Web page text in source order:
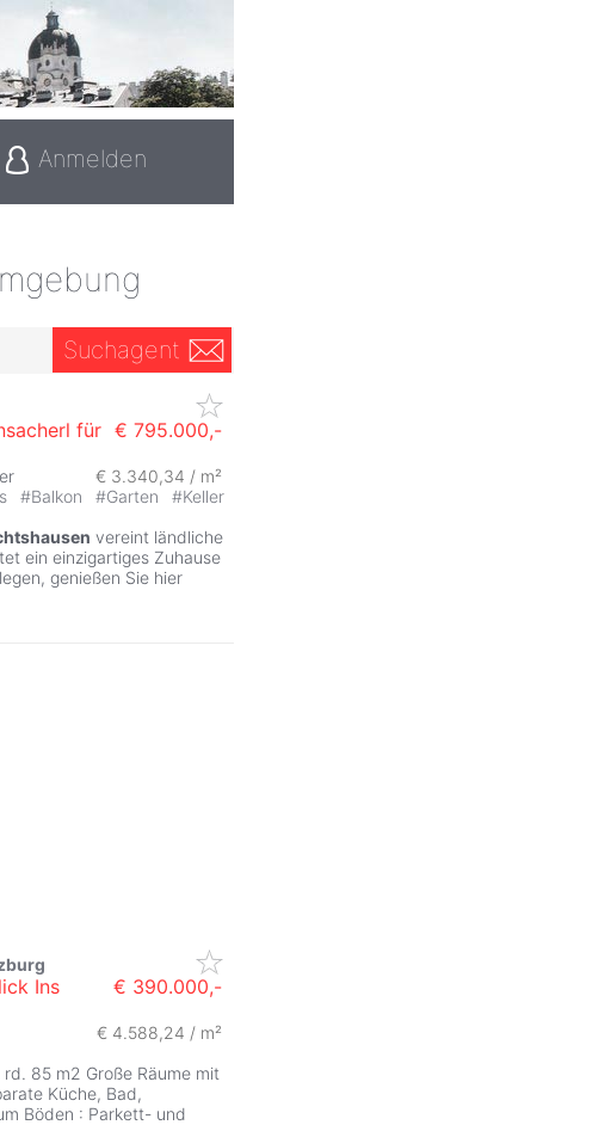
Anmelden
Suchagent
für € 795.000,-
€ 3.340,34 / m²
#Balkon #Garten #Keller
vereint ländliche
ein einzigartiges Zuhause
genießen Sie hier
Ins
€ 390.000,-
€ 4.588,24 / m²
rd. 85 m2 Große Räume mit
Küche, Bad,
Böden : Parkett- und